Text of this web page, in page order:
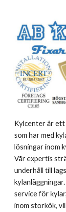
Kylcenter är
som har med
lösningar inom
Vår expertis
underhåll till
service för
inom storkök,